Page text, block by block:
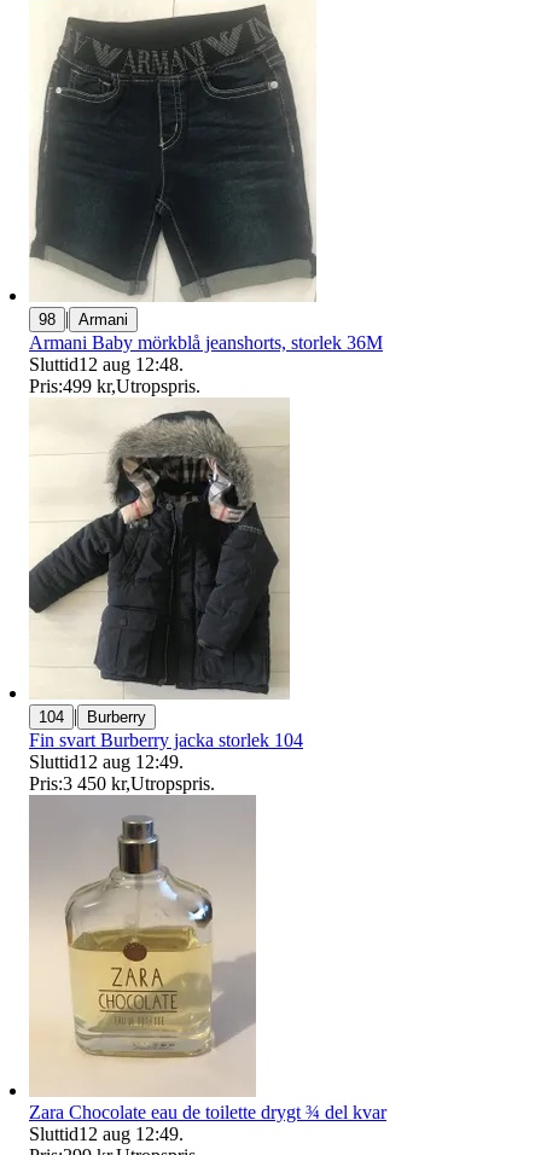
98 | Armani
Armani Baby mörkblå jeanshorts, storlek 36M
Sluttid12 aug 12:48.
Pris:499 kr,Utropspris.
104 | Burberry
Fin svart Burberry jacka storlek 104
Sluttid12 aug 12:49.
Pris:3 450 kr,Utropspris.
Zara Chocolate eau de toilette drygt ¾ del kvar
Sluttid12 aug 12:49.